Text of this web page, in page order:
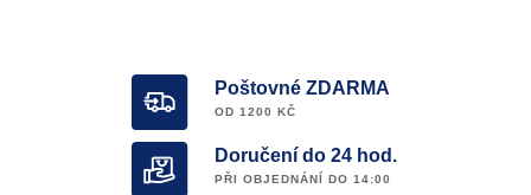
Poštovné ZDARMA
OD 1200 KČ
Doručení do 24 hod.
PŘI OBJEDNÁNÍ DO 14:00